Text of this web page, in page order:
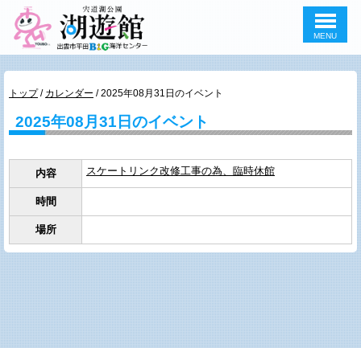
このページの本文へ
MENU
現
の
位
トップ/ カレンダー /2025年08月31日のイベント
2025年08月31日のイベント
内容 スケートリンク改修工事の為、臨時休館
時間
場所